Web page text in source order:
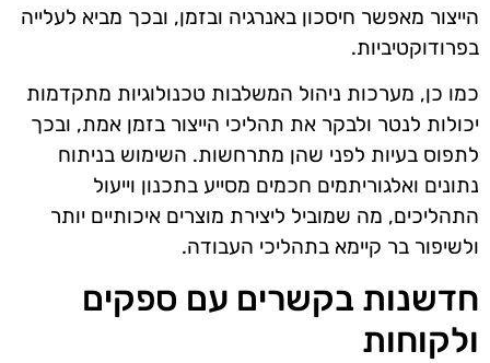
הייצור מאפשר חיסכון באנרגיה ובזמן, ובכך מביא לעלייה
בפרודוקטיביות.
כמו כן, מערכות ניהול המשלבות טכנולוגיות מתקדמות
יכולות לנטר ולבקר את תהליכי הייצור בזמן אמת, ובכך
לתפוס בעיות לפני שהן מתרחשות. השימוש בניתוח
נתונים ואלגוריתמים חכמים מסייע בתכנון וייעול
התהליכים, מה שמוביל ליצירת מוצרים איכותיים יותר
ולשיפור בר קיימא בתהליכי העבודה.
חדשנות בקשרים עם ספקים
ולקוחות